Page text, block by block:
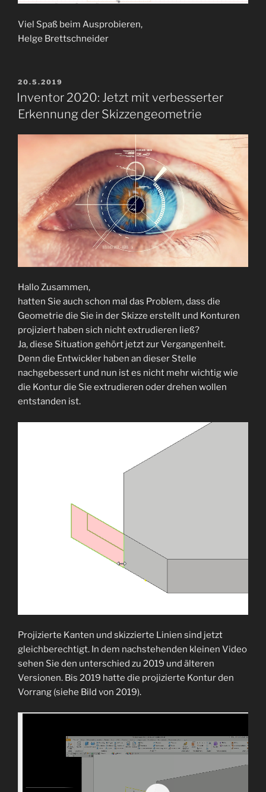
Viel Spaß beim Ausprobieren,
Helge Brettschneider
VERÖFFENTLICHT
AM
20.5.2019
Inventor 2020: Jetzt mit verbesserter
Erkennung der Skizzengeometrie
Hallo Zusammen,
hatten Sie auch schon mal das Problem, dass die
Geometrie die Sie in der Skizze erstellt und Konturen
projiziert haben sich nicht extrudieren ließ?
Ja, diese Situation gehört jetzt zur Vergangenheit.
Denn die Entwickler haben an dieser Stelle
nachgebessert und nun ist es nicht mehr wichtig wie
die Kontur die Sie extrudieren oder drehen wollen
entstanden ist.
Projizierte Kanten und skizzierte Linien sind jetzt
gleichberechtigt. In dem nachstehenden kleinen Video
sehen Sie den unterschied zu 2019 und älteren
Versionen. Bis 2019 hatte die projizierte Kontur den
Vorrang (siehe Bild von 2019).